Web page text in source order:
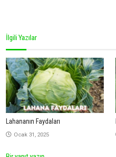
İlgili Yazılar
Lahananın Faydaları
Ocak 31, 2025